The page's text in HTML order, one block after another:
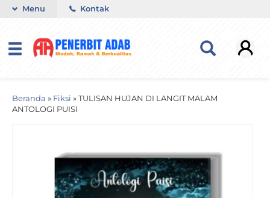
Menu Kontak
Beranda » Fiksi » TULISAN HUJAN DI LANGIT MALAM
ANTOLOGI PUISI